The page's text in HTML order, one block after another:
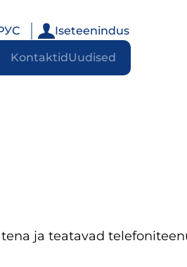
Iseteenindus
KontaktidUudised
ja teatavad